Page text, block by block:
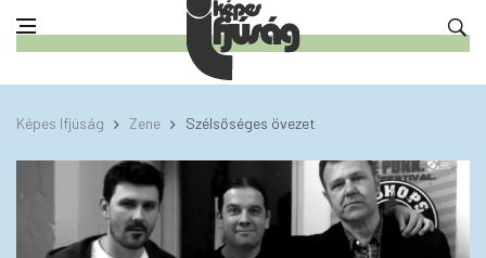
Képes Ifjúság Zene Szélsőséges övezet